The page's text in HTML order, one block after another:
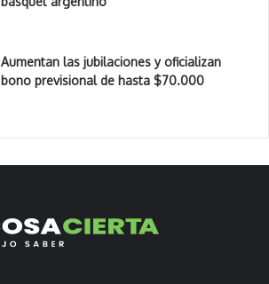
Aumentan las jubilaciones y oficializan
bono previsional de hasta $70.000